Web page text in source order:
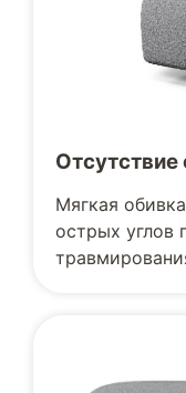
Отсутствие
Мягкая
острых углов